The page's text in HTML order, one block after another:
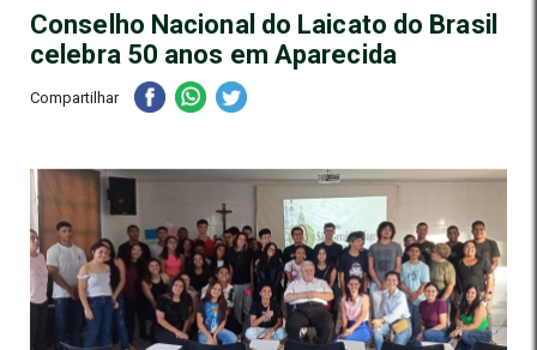
Conselho Nacional do Laicato do Brasil
celebra 50 anos em Aparecida
Compartilhar